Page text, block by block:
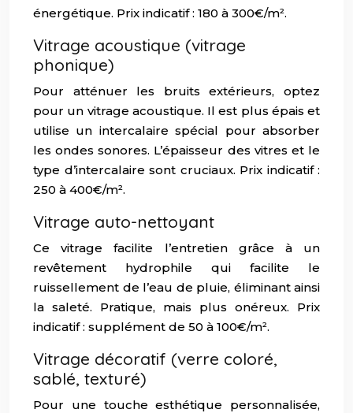
énergétique. Prix indicatif : 180 à 300€/m².
Vitrage acoustique (vitrage
phonique)
Pour atténuer les bruits extérieurs, optez
pour un vitrage acoustique. Il est plus épais et
utilise un intercalaire spécial pour absorber
les ondes sonores. L’épaisseur des vitres et le
type d’intercalaire sont cruciaux. Prix indicatif :
250 à 400€/m².
Vitrage auto-nettoyant
Ce vitrage facilite l’entretien grâce à un
revêtement hydrophile qui facilite le
ruissellement de l’eau de pluie, éliminant ainsi
la saleté. Pratique, mais plus onéreux. Prix
indicatif : supplément de 50 à 100€/m².
Vitrage décoratif (verre coloré,
sablé, texturé)
Pour une touche esthétique personnalisée,